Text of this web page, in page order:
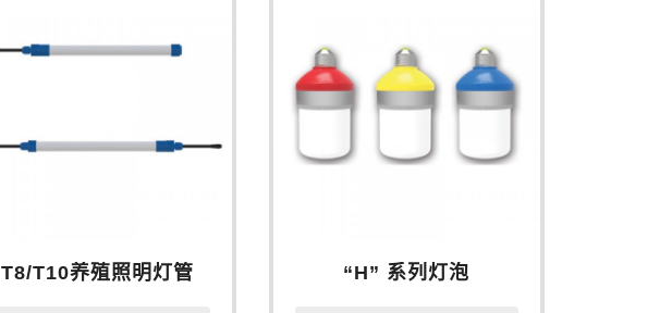
T8/T10养殖照明灯管 “H” 系列灯泡